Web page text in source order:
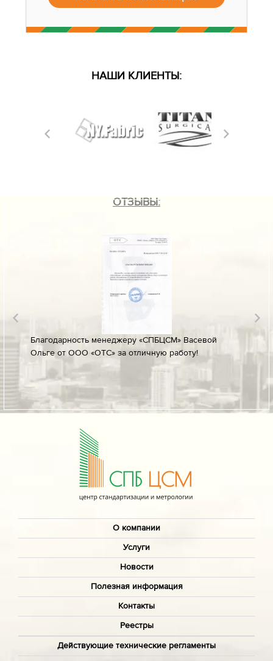
НАШИ КЛИЕНТЫ:
ОТЗЫВЫ:
Благодарность менеджеру «СПБЦСМ» Васевой
Ольге от ООО «ОТС» за отличную работу!
О компании
Услуги
Новости
Полезная информация
Контакты
Реестры
Действующие технические регламенты